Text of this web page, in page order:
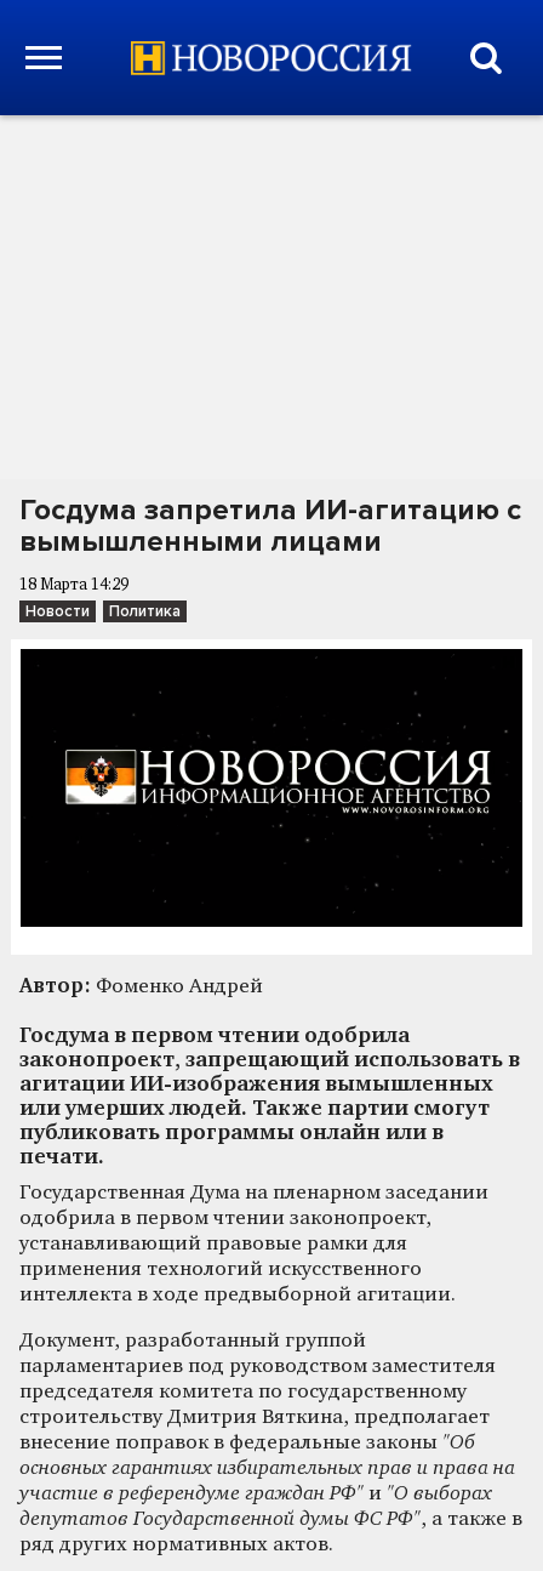
Госдума запретила ИИ-агитацию с
вымышленными лицами
18 Марта 14:29
Новости Политика
Автор: Фоменко Андрей
Госдума в первом чтении одобрила
законопроект, запрещающий использовать в
агитации ИИ-изображения вымышленных
или умерших людей. Также партии смогут
публиковать программы онлайн или в
печати.
Государственная Дума на пленарном заседании
одобрила в первом чтении законопроект,
устанавливающий правовые рамки для
применения технологий искусственного
интеллекта в ходе предвыборной агитации.
Документ, разработанный группой
парламентариев под руководством заместителя
председателя комитета по государственному
строительству Дмитрия Вяткина, предполагает
внесение поправок в федеральные законы "Об
основных гарантиях избирательных прав и права на
участие в референдуме граждан РФ" и "О выборах
депутатов Государственной думы ФС РФ", а также в
ряд других нормативных актов.